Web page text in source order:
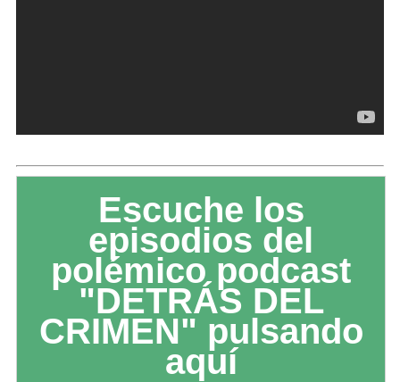
Escuche los
episodios del
polémico podcast
"DETRÁS DEL
CRIMEN" pulsando
aquí